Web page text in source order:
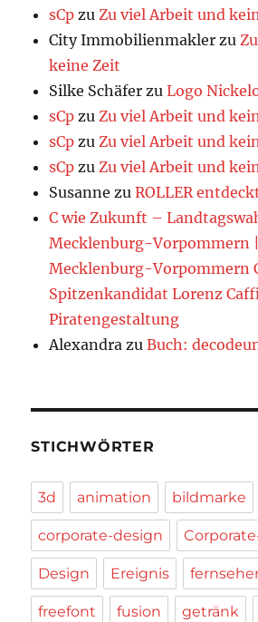
sCp zuZu viel Arbeit und
City Immobilienmakler zu
keine Zeit
Silke Schäfer zuLogo
sCp zuZu viel Arbeit und
sCp zuZu viel Arbeit und
sCp zuZu viel Arbeit und
Susanne zuROLLER
C wie Zukunft –
Mecklenburg-Vorpommern |
Mecklenburg-Vorpommern
Spitzenkandidat Lorenz
Piratengestaltung
Alexandra zuBuch:
STICHWÖRTER
3d animation bildmarke
corporate-design
Design Ereignis
freefont fusion getränk